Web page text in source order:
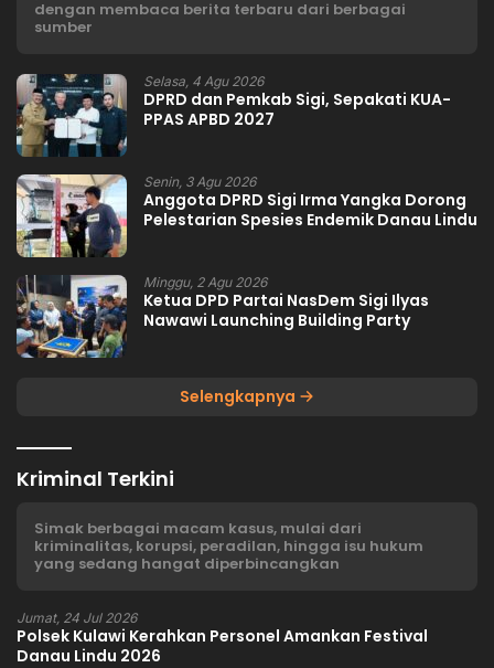
dengan membaca berita terbaru dari berbagai
sumber
Selasa, 4 Agu 2026
DPRD dan Pemkab Sigi, Sepakati KUA-
PPAS APBD 2027
Senin, 3 Agu 2026
Anggota DPRD Sigi Irma Yangka Dorong
Pelestarian Spesies Endemik Danau Lindu
Minggu, 2 Agu 2026
Ketua DPD Partai NasDem Sigi Ilyas
Nawawi Launching Building Party
Selengkapnya
Kriminal Terkini
Simak berbagai macam kasus, mulai dari
kriminalitas, korupsi, peradilan, hingga isu hukum
yang sedang hangat diperbincangkan
Jumat, 24 Jul 2026
Polsek Kulawi Kerahkan Personel Amankan Festival
Danau Lindu 2026